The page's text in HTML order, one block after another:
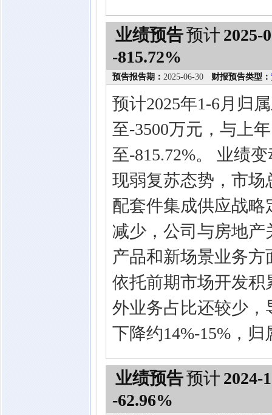
业绩预告预计 2025-
-815.72%
预告报告期： 2025-06-30 财报预告类型：
预计2025年1-6月归
至-3500万元，与上
至-815.72%。 业绩
现弱复苏态势，市
配套件集成供应战
减少，公司与房地
产品和新场景业务
依托前期市场开发
外业务占比还较少，
下降约14%-15%，
业绩预告预计 2024-
-62.96%